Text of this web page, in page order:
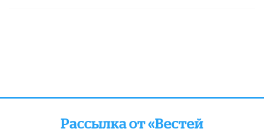
Рассылка от «Вестей